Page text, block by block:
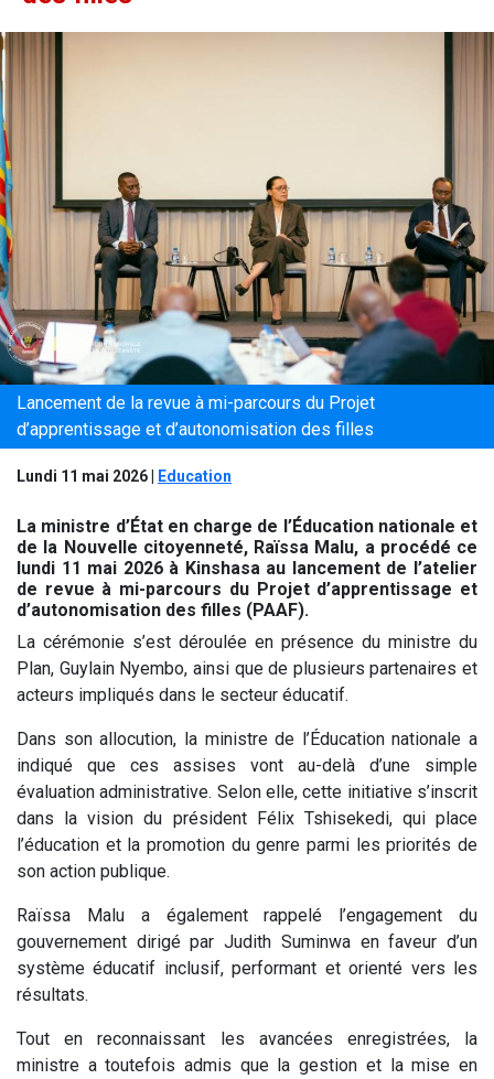
Lancement de la revue à mi-parcours du Projet
d’apprentissage et d’autonomisation des filles
Lundi 11 mai 2026 Education
La ministre d’État en charge de l’Éducation nationale et
de la Nouvelle citoyenneté, Raïssa Malu, a procédé ce
lundi 11 mai 2026 à Kinshasa au lancement de l’atelier
de revue à mi-parcours du Projet d’apprentissage et
d’autonomisation des filles (PAAF).
La cérémonie s’est déroulée en présence du ministre du
Plan, Guylain Nyembo, ainsi que de plusieurs partenaires et
acteurs impliqués dans le secteur éducatif.
Dans son allocution, la ministre de l’Éducation nationale a
indiqué que ces assises vont au-delà d’une simple
évaluation administrative. Selon elle, cette initiative s’inscrit
dans la vision du président Félix Tshisekedi, qui place
l’éducation et la promotion du genre parmi les priorités de
son action publique.
Raïssa Malu a également rappelé l’engagement du
gouvernement dirigé par Judith Suminwa en faveur d’un
système éducatif inclusif, performant et orienté vers les
résultats.
Tout en reconnaissant les avancées enregistrées, la
ministre a toutefois admis que la gestion et la mise en